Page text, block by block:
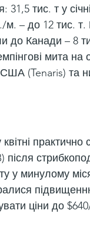
31,5 тис. т у
– до 12 тис. т.
Канади – 8
мита на
(Tenaris) та
практично
минулому
ціни до